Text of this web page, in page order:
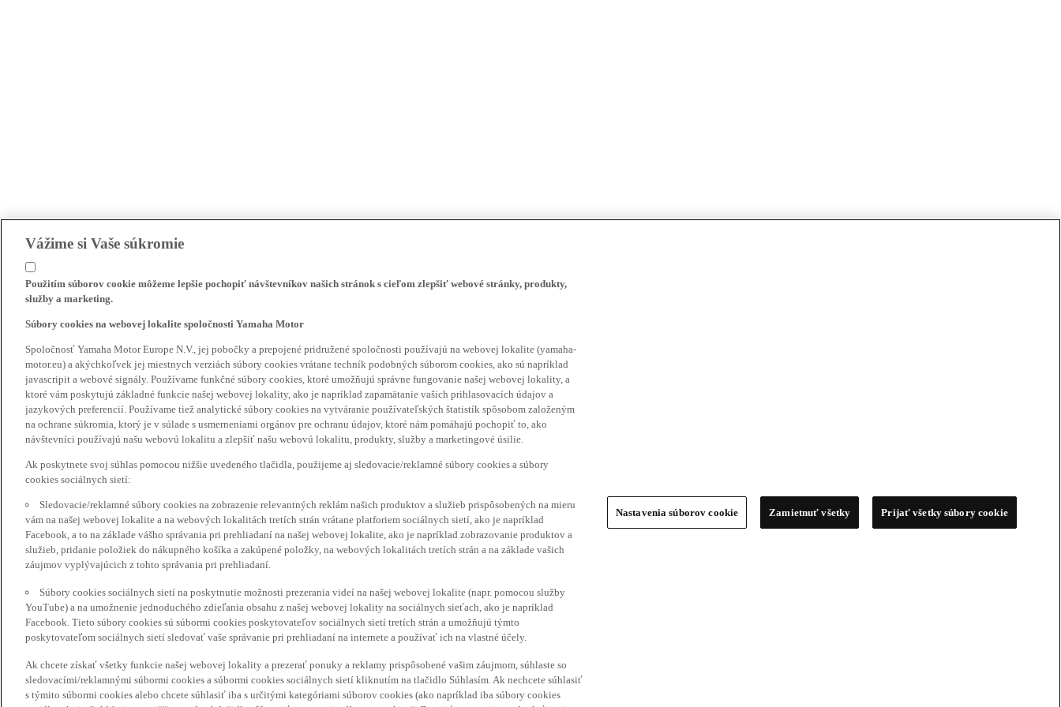
Vážime si Vaše súkromie
Použitím súborov cookie môžeme lepšie pochopiť návštevníkov našich stránok s cieľom zlepšiť webové stránky, produkty,
služby a marketing.
Súbory cookies na webovej lokalite spoločnosti Yamaha Motor
Spoločnosť Yamaha Motor Europe N.V., jej pobočky a prepojené pridružené spoločnosti používajú na webovej lokalite (yamaha-
motor.eu) a akýchkoľvek jej miestnych verziách súbory cookies vrátane techník podobných súborom cookies, ako sú napríklad
javascripit a webové signály. Používame funkčné súbory cookies, ktoré umožňujú správne fungovanie našej webovej lokality, a
ktoré vám poskytujú základné funkcie našej webovej lokality, ako je napríklad zapamätanie vašich prihlasovacích údajov a
jazykových preferencií. Používame tiež analytické súbory cookies na vytváranie používateľských štatistík spôsobom založeným
na ochrane súkromia, ktorý je v súlade s usmerneniami orgánov pre ochranu údajov, ktoré nám pomáhajú pochopiť to, ako
návštevníci používajú našu webovú lokalitu a zlepšiť našu webovú lokalitu, produkty, služby a marketingové úsilie.
Ak poskytnete svoj súhlas pomocou nižšie uvedeného tlačidla, použijeme aj sledovacie/reklamné súbory cookies a súbory
cookies sociálnych sietí:
Sledovacie/reklamné súbory cookies na zobrazenie relevantných reklám našich produktov a služieb prispôsobených na mieru
vám na našej webovej lokalite a na webových lokalitách tretích strán vrátane platforiem sociálnych sietí, ako je napríklad
Facebook, a to na základe vášho správania pri prehliadaní na našej webovej lokalite, ako je napríklad zobrazovanie produktov a
služieb, pridanie položiek do nákupného košíka a zakúpené položky, na webových lokalitách tretích strán a na základe vašich
záujmov vyplývajúcich z tohto správania pri prehliadaní.
Súbory cookies sociálnych sietí na poskytnutie možnosti prezerania videí na našej webovej lokalite (napr. pomocou služby
YouTube) a na umožnenie jednoduchého zdieľania obsahu z našej webovej lokality na sociálnych sieťach, ako je napríklad
Facebook. Tieto súbory cookies sú súbormi cookies poskytovateľov sociálnych sietí tretích strán a umožňujú týmto
poskytovateľom sociálnych sietí sledovať vaše správanie pri prehliadaní na internete a používať ich na vlastné účely.
Ak chcete získať všetky funkcie našej webovej lokality a prezerať ponuky a reklamy prispôsobené vašim záujmom, súhlaste so
sledovacími/reklamnými súbormi cookies a súbormi cookies sociálnych sietí kliknutím na tlačidlo Súhlasím. Ak nechcete súhlasiť
s týmito súbormi cookies alebo chcete súhlasiť iba s určitými kategóriami súborov cookies (ako napríklad iba súbory cookies
Nastavenia súborov cookie Zamietnuť všetky Prijať všetky súbory cookie